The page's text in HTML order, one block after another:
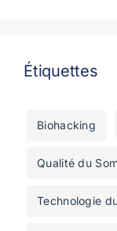
Étiquettes
Biohacking
Qualité du
Technologie